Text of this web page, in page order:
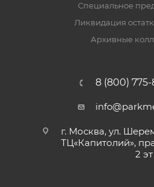
Специальное
Ликвидация
Архивные
8 (800)
г. Москва, ул.
ТЦ«Капитолий»,
2 эт